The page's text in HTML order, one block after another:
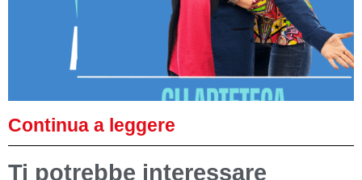
Continua a leggere
Ti potrebbe interessare